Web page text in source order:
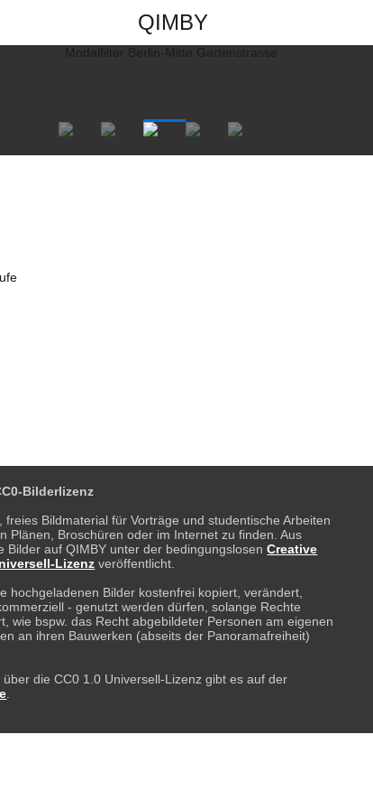
QIMBY
Bilderlizenz
freies Bildmaterial für Vorträge und studentische Arbeiten
Plänen, Broschüren oder im Internet zu finden. Aus
Bilder auf QIMBY unter der bedingungslosenCreative
Lizenz veröffentlicht.
hochgeladenen Bilder kostenfrei kopiert, verändert,
- genutzt werden dürfen, solange Rechte
wie bspw. das Recht abgebildeter Personen am eigenen
an ihren Bauwerken (abseits der Panoramafreiheit)
die CC0 1.0 Universell-Lizenz gibt es auf der